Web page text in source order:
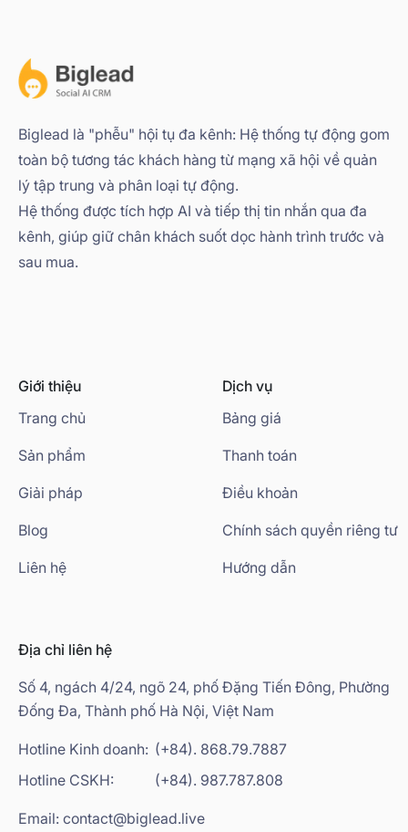
Biglead là "phễu" hội tụ đa kênh: Hệ thống tự động gom
toàn bộ tương tác khách hàng từ mạng xã hội về quản
lý tập trung và phân loại tự động.
Hệ thống được tích hợp AI và tiếp thị tin nhắn qua đa
kênh, giúp giữ chân khách suốt dọc hành trình trước và
sau mua.
Giới thiệu
Trang chủ
Sản phẩm
Giải pháp
Blog
Liên hệ
Dịch vụ
Bảng giá
Thanh toán
Điều khoản
Chính sách quyền riêng tư
Hướng dẫn
Địa chỉ liên hệ
Số 4, ngách 4/24, ngõ 24, phố Đặng Tiến Đông, Phường
Đống Đa, Thành phố Hà Nội, Việt Nam
Hotline Kinh doanh: (+84). 868.79.7887
Hotline CSKH:
(+84). 987.787.808
Email: contact@biglead.live